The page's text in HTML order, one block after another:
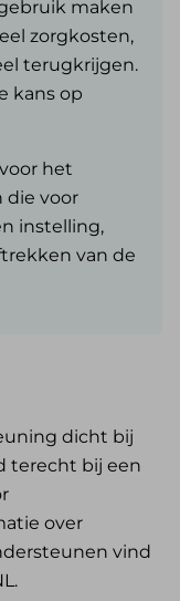
maken
zorgkosten,
terugkrijgen.
kans op
het
die voor
instelling,
van de
dicht bij
terecht bij een
over
vind